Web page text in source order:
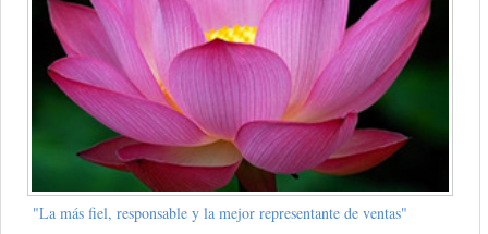
"La más fiel, responsable y la mejor representante de ventas"